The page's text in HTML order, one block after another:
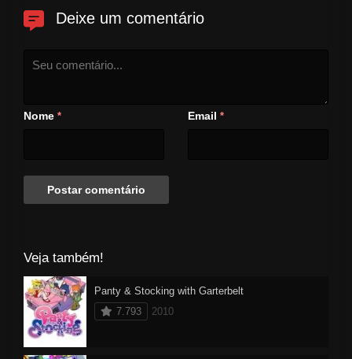
entrelinhas para confrontar um
Deixe um comentário
Nome * Email *
Veja também!
Panty & Stocking with Garterbelt
7.793
2010